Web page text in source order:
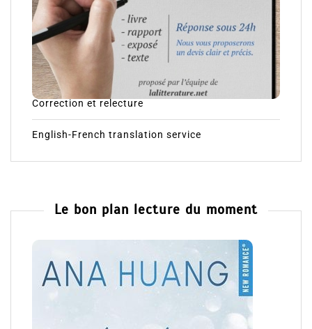
Correction et relecture
English-French translation service
Le bon plan lecture du moment